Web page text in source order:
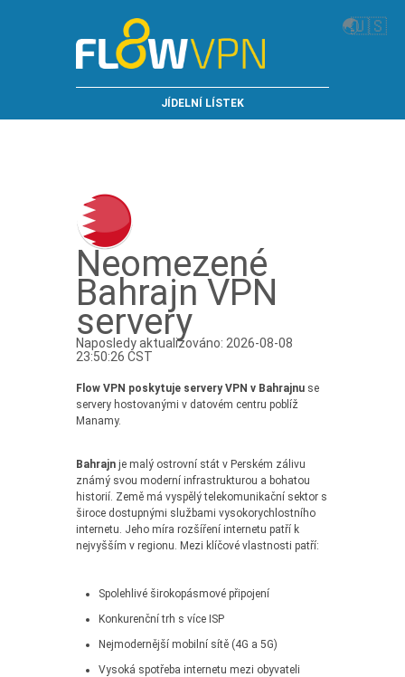
🌏🇺🇸
JÍDELNÍ LÍSTEK
Neomezené
Bahrajn VPN
servery
Naposledy aktualizováno: 2026-08-08
23:50:26 CST
Flow VPN poskytuje servery VPN v Bahrajnu se
servery hostovanými v datovém centru poblíž
Manamy.
Bahrajn je malý ostrovní stát v Perském zálivu
známý svou moderní infrastrukturou a bohatou
historií. Země má vyspělý telekomunikační sektor s
široce dostupnými službami vysokorychlostního
internetu. Jeho míra rozšíření internetu patří k
nejvyšším v regionu. Mezi klíčové vlastnosti patří:
Spolehlivé širokopásmové připojení
Konkurenční trh s více ISP
Nejmodernější mobilní sítě (4G a 5G)
Vysoká spotřeba internetu mezi obyvateli